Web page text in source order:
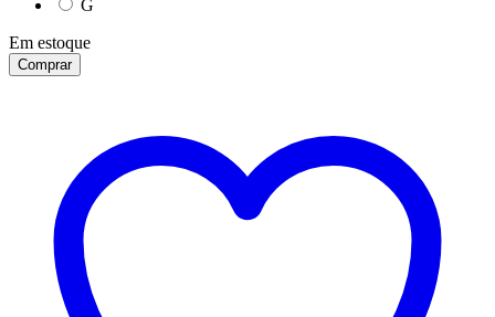
G
Em estoque
Comprar